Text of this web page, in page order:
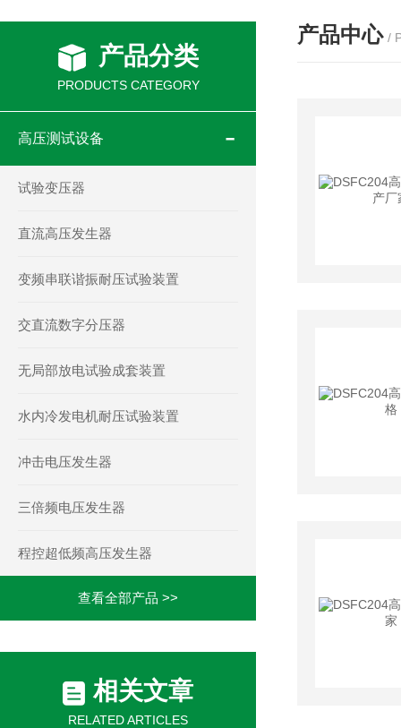
产品分类
PRODUCTS CATEGORY
高压测试设备
试验变压器
直流高压发生器
变频串联谐振耐压试验装置
交直流数字分压器
无局部放电试验成套装置
水内冷发电机耐压试验装置
冲击电压发生器
三倍频电压发生器
程控超低频高压发生器
查看全部产品 >>
相关文章
RELATED ARTICLES
产品中心 /